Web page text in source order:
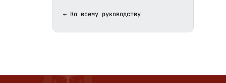
← Ко всему руководству